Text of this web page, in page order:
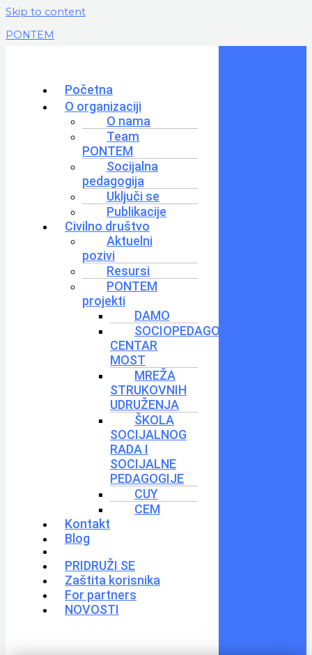
Skip to content
PONTEM
Početna
O organizaciji
O nama
Team
PONTEM
Socijalna
pedagogija
Uključi se
Publikacije
Civilno društvo
Aktuelni
pozivi
Resursi
PONTEM
projekti
DAMO
SOCIOPEDAGOŠKI
CENTAR
MOST
MREŽA
STRUKOVNIH
UDRUŽENJA
ŠKOLA
SOCIJALNOG
RADA I
SOCIJALNE
PEDAGOGIJE
CUY
CEM
Kontakt
Blog
PRIDRUŽI SE
Zaštita korisnika
For partners
NOVOSTI